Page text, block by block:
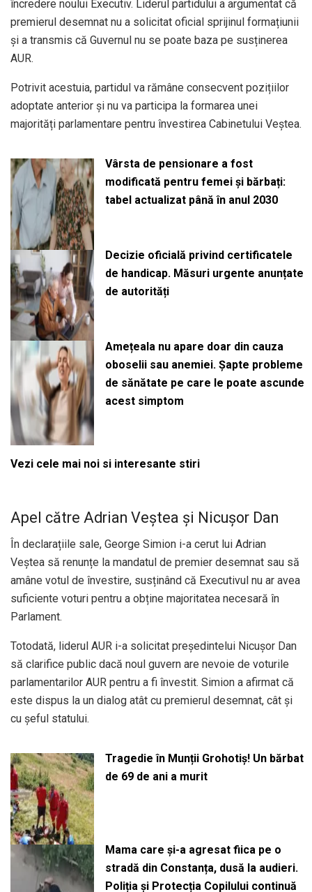
încredere noului Executiv. Liderul partidului a argumentat că
premierul desemnat nu a solicitat oficial sprijinul formațiunii
și a transmis că Guvernul nu se poate baza pe susținerea
AUR.
Potrivit acestuia, partidul va rămâne consecvent pozițiilor
adoptate anterior și nu va participa la formarea unei
majorități parlamentare pentru învestirea Cabinetului Veștea.
Vârsta de pensionare a fost
modificată pentru femei și bărbați:
tabel actualizat până în anul 2030
Decizie oficială privind certificatele
de handicap. Măsuri urgente anunțate
de autorități
Amețeala nu apare doar din cauza
oboselii sau anemiei. Șapte probleme
de sănătate pe care le poate ascunde
acest simptom
Vezi cele mai noi si interesante stiri
Apel către Adrian Veștea și Nicușor Dan
În declarațiile sale, George Simion i-a cerut lui Adrian
Veștea să renunțe la mandatul de premier desemnat sau să
amâne votul de învestire, susținând că Executivul nu ar avea
suficiente voturi pentru a obține majoritatea necesară în
Parlament.
Totodată, liderul AUR i-a solicitat președintelui Nicușor Dan
să clarifice public dacă noul guvern are nevoie de voturile
parlamentarilor AUR pentru a fi învestit. Simion a afirmat că
este dispus la un dialog atât cu premierul desemnat, cât și
cu șeful statului.
Tragedie în Munții Grohotiș! Un bărbat
de 69 de ani a murit
Mama care și-a agresat fiica pe o
stradă din Constanța, dusă la audieri.
Poliția și Protecția Copilului continuă